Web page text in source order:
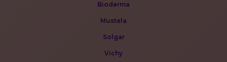
Bioderma
Mustela
Solgar
Vichy